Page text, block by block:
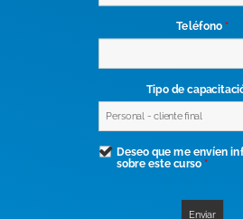
Teléfono *
Tipo de
Deseo que me envíen
sobre este curso *